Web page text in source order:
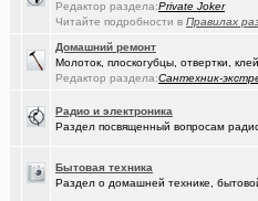
FM-радиостанции в Омске и Омской
Посоветуйте хорошего массажиста.
Леонид Полежаев возращается на
На что обратить внимание при
Редактор раздела:Private Joker
Читайте подробности в Правилах
Домашний ремонт
Молоток, плоскогубцы, отвертки,
Редактор раздела:Сантехник-
Радио и электроника
Раздел посвященный вопросам
Бытовая техника
Раздел о домашней технике,